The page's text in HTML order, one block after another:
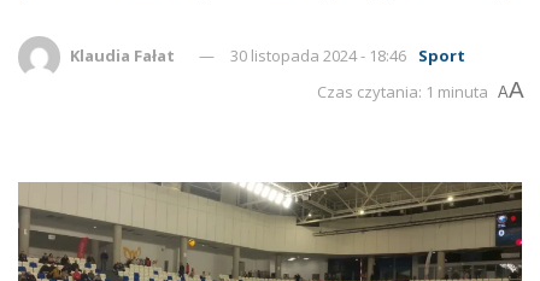
Klaudia Fałat 30 listopada 2024 - 18:46
Sport
Czas czytania: 1 minuta AA